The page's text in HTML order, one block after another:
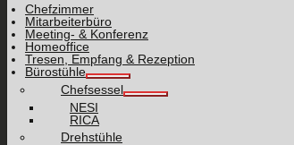
Chefzimmer
Mitarbeiterbüro
Meeting- & Konferenz
Homeoffice
Tresen, Empfang & Rezeption
Bürostühle
Chefsessel
NESI
RICA
Drehstühle